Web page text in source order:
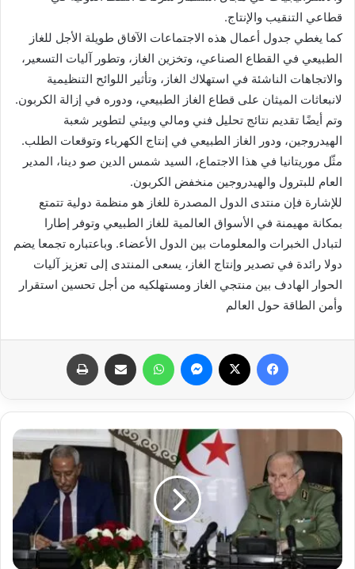
قطاعي التنقيب والإنتاج.
كما يغطي جدول أعمال هذه الاجتماعات الآفاق طويلة الأجل للغاز
الطبيعي في القطاع الصناعي، وتخزين الغاز، وتطور آليات التسعير،
والاتجاهات الناشئة في استهلاك الغاز، وتأثير اللوائح التنظيمية
لانبعاثات الميثان على قطاع الغاز الطبيعي، ودوره في إزالة الكربون.
وتم أيضًا تقديم نتائج تحليل فني ومالي وبيئي لتطوير شعبة
الهيدروجين، ودور الغاز الطبيعي في إنتاج الكهرباء وتوقعات الطلب.
مثّل موريتانيا في هذا الاجتماع، السيد شمس الدين صو دينا، المدير
العام للبترول والهيدروجين منخفض الكربون.
للإشارة فإن منتدى الدول المصدرة للغاز هو منظمة دولية تتمتع
بمكانة مهيمنة في الأسواق العالمية للغاز الطبيعي وتوفر إطارا
لتبادل الخبرات والمعلومات بين الدول الأعضاء. وباعتباره تجمعا يضم
دولا رائدة في تصدير وإنتاج الغاز، يسعى المنتدى إلى تعزيز آليات
الحوار الهادف بين منتجي الغاز ومستهلكيه من أجل تحسين استقرار
وأمن الطاقة حول العالم
فيسبوك ماسنجر واتساب مشاركة عبر البريد